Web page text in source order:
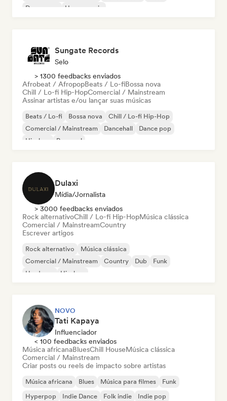
Dream pop
House music
Sungate Records
Selo
> 1300 feedbacks enviados
Afrobeat / AfropopBeats / Lo-fiBossa nova
Chill / Lo-fi Hip-HopComercial / Mainstream
Assinar artistas e/ou lançar suas músicas
Beats / Lo-fi Bossa nova
Chill / Lo-fi Hip-Hop
Comercial / Mainstream
Dancehall
Dance pop
Hip-hop
Pop soul
Dulaxi
Mídia/Jornalista
> 3000 feedbacks enviados
Rock alternativoChill / Lo-fi Hip-HopMúsica clássica
Comercial / MainstreamCountry
Escrever artigos
Rock alternativo
Música clássica
Comercial / Mainstream
Country Dub
Funk
Hardcore
Hip-hop
NOVO
Tati Kapaya
Influenciador
< 100 feedbacks enviados
Música africanaBluesChill HouseMúsica clássica
Comercial / Mainstream
Criar posts ou reels de impacto sobre artistas
Música africana Blues Música para filmes
Funk
Hyperpop
Indie Dance Folk indie Indie pop